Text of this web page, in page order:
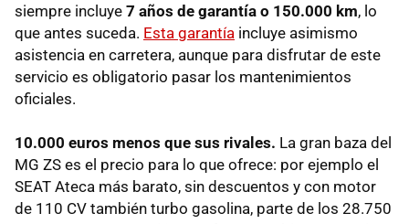
siempre incluye 7 años de garantía o 150.000 km, lo
que antes suceda. Esta garantía incluye asimismo
asistencia en carretera, aunque para disfrutar de este
servicio es obligatorio pasar los mantenimientos
oficiales.
10.000 euros menos que sus rivales. La gran baza del
MG ZS es el precio para lo que ofrece: por ejemplo el
SEAT Ateca más barato, sin descuentos y con motor
de 110 CV también turbo gasolina, parte de los 28.750